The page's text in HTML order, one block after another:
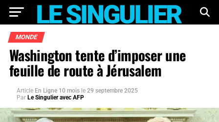
MONDE
Washington tente d’imposer une
feuille de route à Jérusalem
Article En Ligne 10 mois le 29 septembre 2025
Par Le Singulier avec AFP